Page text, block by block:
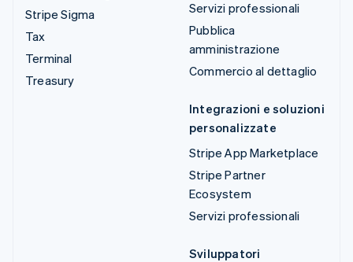
Stripe Sigma
Tax
Terminal
Treasury
Servizi professionali
Pubblica
amministrazione
Commercio al dettaglio
Integrazioni e soluzioni
personalizzate
Stripe App Marketplace
Stripe Partner
Ecosystem
Servizi professionali
Sviluppatori